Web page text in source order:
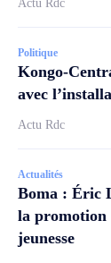
Actu Rdc
Politique
Kongo-
avec
Actu Rdc
Actualités
Boma : Éric
la promotion
jeunesse